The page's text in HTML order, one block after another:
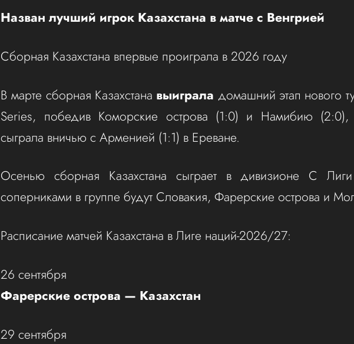
Назван лучший игрок Казахстана в матче с Венгрией
Сборная Казахстана впервые проиграла в 2026 году
В марте сборная Казахстана выиграла домашний этап нового
Series, победив Коморские острова (1:0) и Намибию
сыграла вничью с Арменией (1:1) в Ереване.
Осенью сборная Казахстана сыграет в дивизионе С
соперниками в группе будут Словакия, Фарерские острова и
Расписание матчей Казахстана в Лиге наций-2026/27:
26 сентября
Фарерские острова — Казахстан
29 сентября